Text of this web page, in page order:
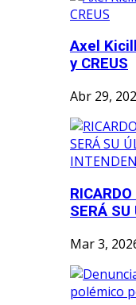
Axel
y CREUS
Abr 29,
SERÁ
Mar 3,